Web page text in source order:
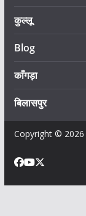
कुल्लू
Blog
काँगड़ा
बिलासपुर
Copyright © 2026